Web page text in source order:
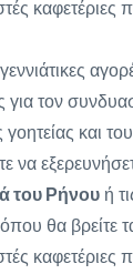
καφετέριες
για τον
και
να
του Ρήνου ή
θα βρείτε
καφετέριες